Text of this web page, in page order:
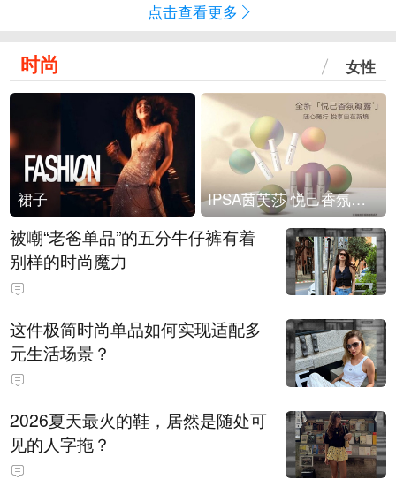
点击查看更多
时尚 女性
裙子 IPSA茵芙莎 悦己香氛凝露上市
被嘲“老爸单品”的五分牛仔裤有着
别样的时尚魔力
这件极简时尚单品如何实现适配多
元生活场景？
2026夏天最火的鞋，居然是随处可
见的人字拖？